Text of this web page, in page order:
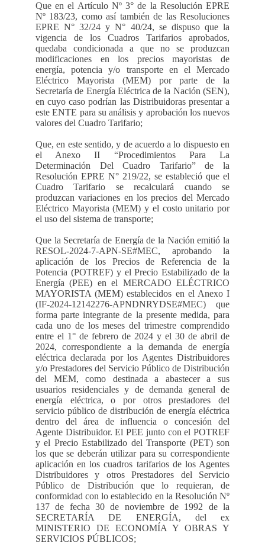
Que en el Artículo Nº 3° de la Resolución EPRE
Nº 183/23, como así también de las Resoluciones
EPRE N° 32/24 y N° 40/24, se dispuso que la
vigencia de los Cuadros Tarifarios aprobados,
quedaba condicionada a que no se produzcan
modificaciones en los precios mayoristas de
energía, potencia y/o transporte en el Mercado
Eléctrico Mayorista (MEM) por parte de la
Secretaría de Energía Eléctrica de la Nación (SEN),
en cuyo caso podrían las Distribuidoras presentar a
este ENTE para su análisis y aprobación los nuevos
valores del Cuadro Tarifario;
Que, en este sentido, y de acuerdo a lo dispuesto en
el Anexo II “Procedimientos Para La
Determinación Del Cuadro Tarifario” de la
Resolución EPRE N° 219/22, se estableció que el
Cuadro Tarifario se recalculará cuando se
produzcan variaciones en los precios del Mercado
Eléctrico Mayorista (MEM) y el costo unitario por
el uso del sistema de transporte;
Que la Secretaría de Energía de la Nación emitió la
RESOL-2024-7-APN-SE#MEC, aprobando la
aplicación de los Precios de Referencia de la
Potencia (POTREF) y el Precio Estabilizado de la
Energía (PEE) en el MERCADO ELÉCTRICO
MAYORISTA (MEM) establecidos en el Anexo I
(IF-2024-12142276-APNDNRYDSE#MEC) que
forma parte integrante de la presente medida, para
cada uno de los meses del trimestre comprendido
entre el 1° de febrero de 2024 y el 30 de abril de
2024, correspondiente a la demanda de energía
eléctrica declarada por los Agentes Distribuidores
y/o Prestadores del Servicio Público de Distribución
del MEM, como destinada a abastecer a sus
usuarios residenciales y de demanda general de
energía eléctrica, o por otros prestadores del
servicio público de distribución de energía eléctrica
dentro del área de influencia o concesión del
Agente Distribuidor. El PEE junto con el POTREF
y el Precio Estabilizado del Transporte (PET) son
los que se deberán utilizar para su correspondiente
aplicación en los cuadros tarifarios de los Agentes
Distribuidores y otros Prestadores del Servicio
Público de Distribución que lo requieran, de
conformidad con lo establecido en la Resolución Nº
137 de fecha 30 de noviembre de 1992 de la
SECRETARÍA DE ENERGÍA, del ex
MINISTERIO DE ECONOMÍA Y OBRAS Y
SERVICIOS PÚBLICOS;